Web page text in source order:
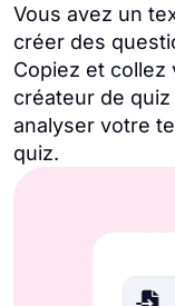
Vous avez un
créer des
Copiez et
créateur de
analyser votre
quiz.